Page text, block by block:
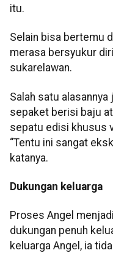
itu.
Selain bisa bertemu
merasa bersyukur
sukarelawan.
Salah satu alasannya
sepaket berisi baju
sepatu edisi khusus
“Tentu ini sangat
katanya.
Dukungan keluarga
Proses Angel
dukungan penuh
keluarga Angel, ia